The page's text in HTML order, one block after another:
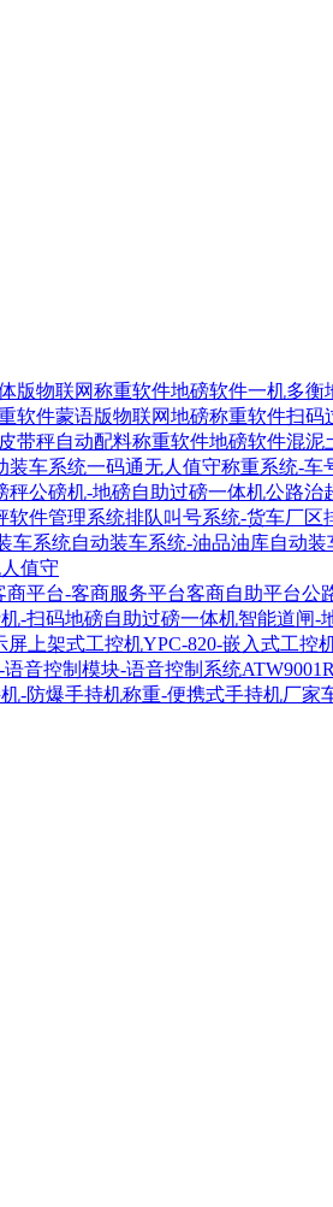
版物联网称重软件地磅软件一机多衡
软件蒙语版物联网地磅称重软件扫码
带秤自动配料称重软件地磅软件混泥
装车系统一码通无人值守称重系统-车
秤公磅机-地磅自助过磅一体机公路治
软件管理系统排队叫号系统-货车厂区
车系统自动装车系统-油品油库自动装
值守
商平台-客商服务平台客商自助平台公
-扫码地磅自助过磅一体机智能道闸-
屏上架式工控机YPC-820-嵌入式工控
音控制模块-语音控制系统
-防爆手持机称重-便携式手持机厂家